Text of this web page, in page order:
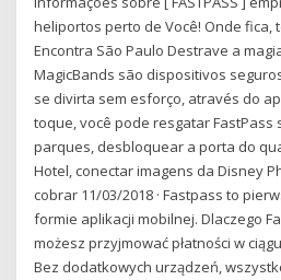
heliportos perto de Você! Onde
Encontra São Paulo Destrave a
MagicBands são dispositivos
se divirta sem esforço, através do
toque, você pode resgatar FastPass
parques, desbloquear a porta do
Hotel, conectar imagens da Disney
cobrar 11/03/2018 · Fastpass to
formie aplikacji mobilnej. Dlaczego
możesz przyjmować płatności w
Bez dodatkowych urządzeń,